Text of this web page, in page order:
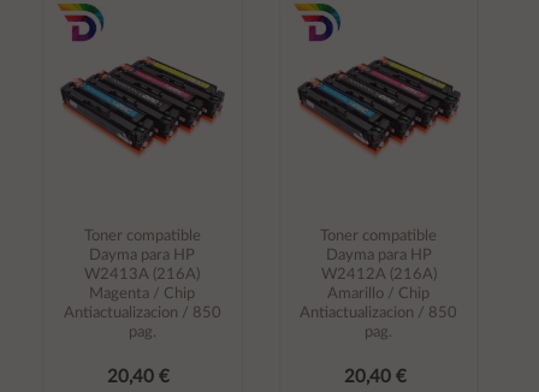
Toner compatible
Dayma para HP
W2413A (216A)
Magenta / Chip
Antiactualizacion / 850
pag.
20,40 €
Toner compatible
Dayma para HP
W2412A (216A)
Amarillo / Chip
Antiactualizacion / 850
pag.
20,40 €